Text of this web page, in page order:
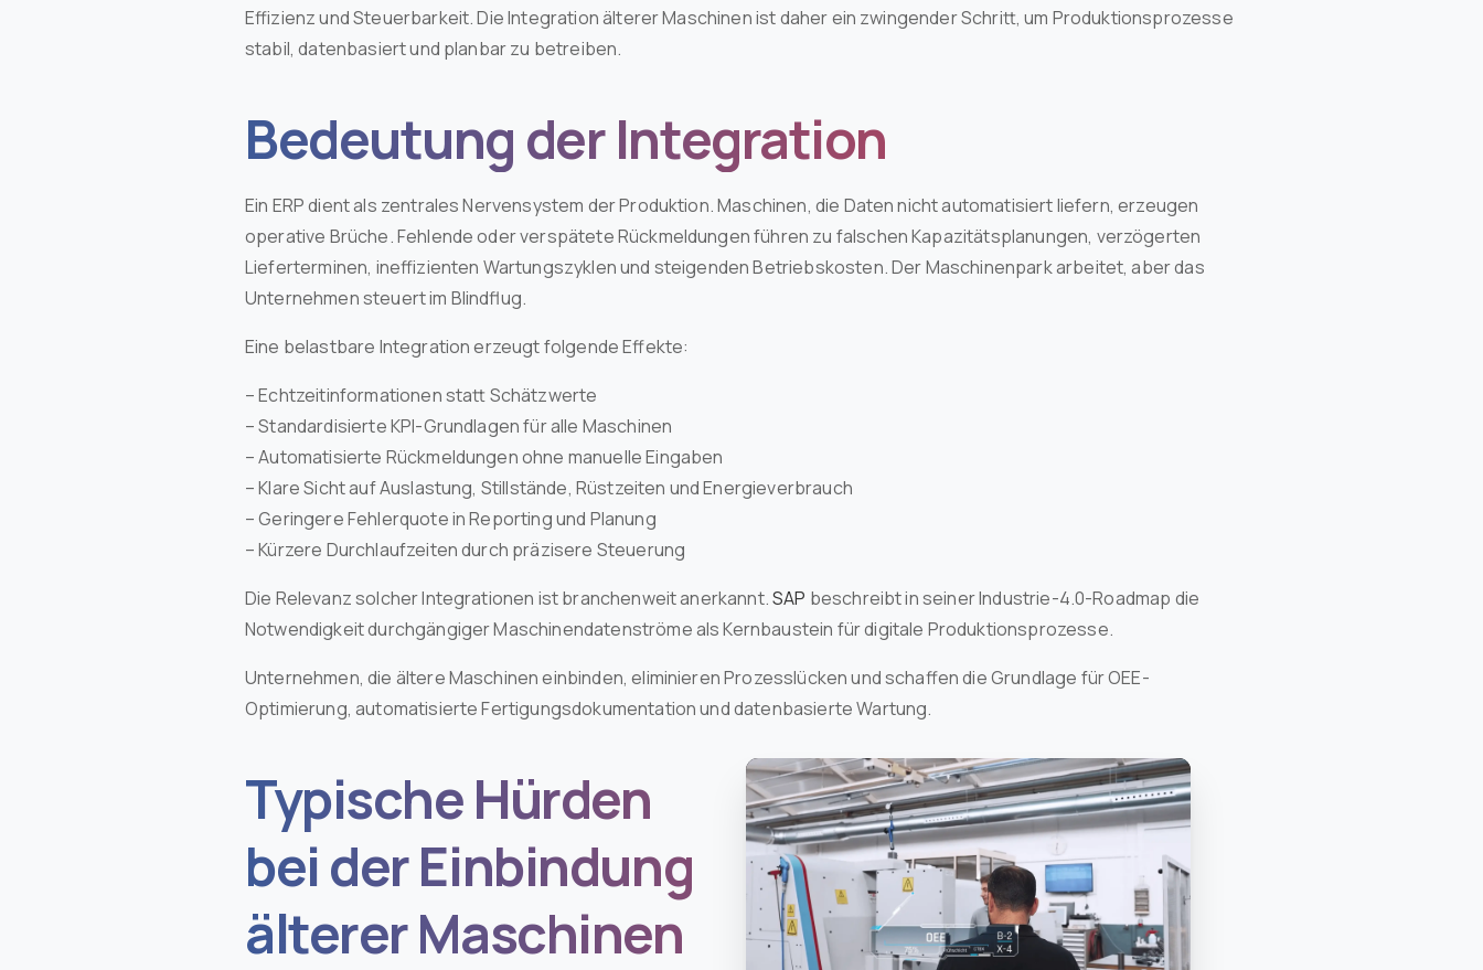
Effizienz und Steuerbarkeit. Die Integration älterer Maschinen ist daher ein zwingender Schritt, um Produktionsprozesse
stabil, datenbasiert und planbar zu betreiben.
Bedeutung der Integration
Ein ERP dient als zentrales Nervensystem der Produktion. Maschinen, die Daten nicht automatisiert liefern, erzeugen
operative Brüche. Fehlende oder verspätete Rückmeldungen führen zu falschen Kapazitätsplanungen, verzögerten
Lieferterminen, ineffizienten Wartungszyklen und steigenden Betriebskosten. Der Maschinenpark arbeitet, aber das
Unternehmen steuert im Blindflug.
Eine belastbare Integration erzeugt folgende Effekte:
– Echtzeitinformationen statt Schätzwerte
– Standardisierte KPI-Grundlagen für alle Maschinen
– Automatisierte Rückmeldungen ohne manuelle Eingaben
– Klare Sicht auf Auslastung, Stillstände, Rüstzeiten und Energieverbrauch
– Geringere Fehlerquote in Reporting und Planung
– Kürzere Durchlaufzeiten durch präzisere Steuerung
Die Relevanz solcher Integrationen ist branchenweit anerkannt.SAP beschreibt in seiner Industrie-4.0-Roadmap die
Notwendigkeit durchgängiger Maschinendatenströme als Kernbaustein für digitale Produktionsprozesse.
Unternehmen, die ältere Maschinen einbinden, eliminieren Prozesslücken und schaffen die Grundlage für OEE-
Optimierung, automatisierte Fertigungsdokumentation und datenbasierte Wartung.
Typische Hürden
bei der Einbindung
älterer Maschinen